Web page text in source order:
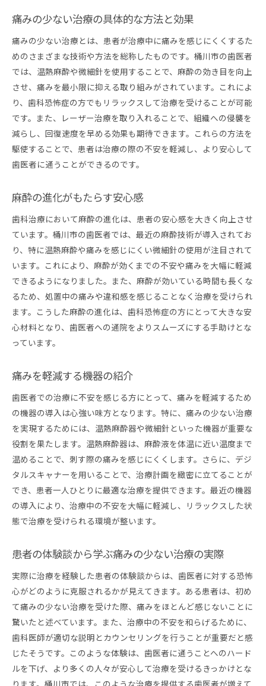
痛みの少ない治療の具体的な方法と効果
痛みの少ない治療とは、患者が治療中に痛みを感じにくくするた
めのさまざまな技術や方法を総称したものです。桶川市の歯医者
では、温熱麻酔や微細針を使用することで、麻酔の効き目を向上
させ、痛みを最小限に抑える取り組みがされています。これによ
り、歯科恐怖症の方でもリラックスして治療を受けることが可能
です。また、レーザー治療を取り入れることで、組織への侵襲を
減らし、回復速度を早める効果も期待できます。これらの方法を
駆使することで、患者は治療の際の不安を軽減し、より安心して
歯医者に通うことができるのです。
麻酔の進化がもたらす安心感
歯科治療において麻酔の進化は、患者の安心感を大きく向上させ
ています。桶川市の歯医者では、最近の麻酔技術が導入されてお
り、特に温熱麻酔や痛みを感じにくい微細針の使用が注目されて
います。これにより、麻酔が効くまでの不安や痛みを大幅に軽減
できるようになりました。また、麻酔が効いている時間も長くな
るため、処置中の痛みや違和感を感じることなく治療を受けられ
ます。こうした麻酔の進化は、歯科恐怖症の方にとって大きな安
心材料となり、歯医者への通院をよりスムーズにする手助けとな
っています。
痛みを軽減する機器の紹介
歯医者での治療に不安を感じる方にとって、痛みを軽減するため
の機器の導入は心強い味方となります。特に、痛みの少ない治療
を実現するためには、温熱麻酔器や微細針といった機器が重要な
役割を果たします。温熱麻酔器は、麻酔液を体温に近い温度まで
温めることで、刺す際の痛みを感じにくくします。さらに、デジ
タルスキャナーを用いることで、治療計画を緻密に立てることが
でき、患者一人ひとりに最適な治療を提供できます。最近の機器
の導入により、治療中の不安を大幅に軽減し、リラックスした状
態で治療を受けられる環境が整います。
患者の体験談から学ぶ痛みの少ない治療の実際
実際に治療を経験した患者の体験談からは、歯医者に対する恐怖
心がどのように克服されるかが見えてきます。ある患者は、初め
て痛みの少ない治療を受けた際、痛みをほとんど感じないことに
驚いたと述べています。また、治療中の不安を和らげるために、
歯科医師が適切な説明とカウンセリングを行うことが重要だと感
じたそうです。このような体験は、歯医者に通うことへのハード
ルを下げ、より多くの人々が安心して治療を受けるきっかけとな